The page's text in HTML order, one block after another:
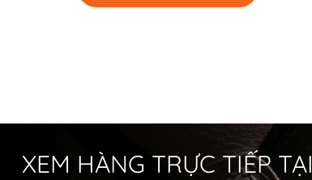
XEM HÀNG TRỰC TIẾP TẠI